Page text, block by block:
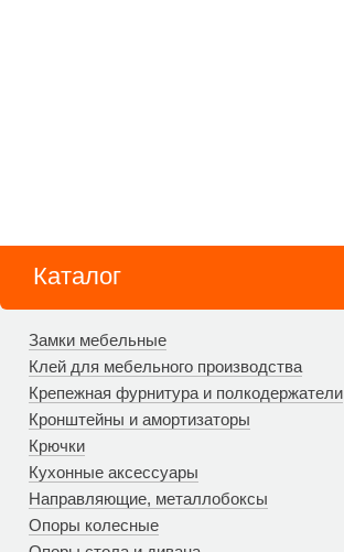
Каталог
Замки мебельные
Клей для мебельного производства
Крепежная фурнитура и полкодержатели
Кронштейны и амортизаторы
Крючки
Кухонные аксессуары
Направляющие, металлобоксы
Опоры колесные